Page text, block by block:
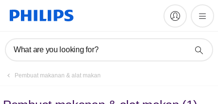
What are you looking for?
Pembuat makanan & alat makan